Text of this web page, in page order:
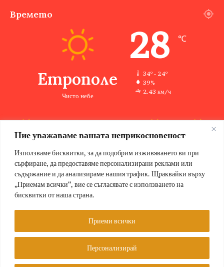
Ние уважаваме вашата неприкосновеност
Използваме бисквитки, за да подобрим изживяването ви при
сърфиране, да предоставяме персонализирани реклами или
съдържание и да анализираме нашия трафик. Щраквайки върху
„Приемам всички“, вие се съгласявате с използването на
бисквитки от наша страна.
Персонализирай
Приеми всички
Времето
Етрополе
Чисто небе
28 ℃
34º - 24º
39%
2.43 км/ч
34 ℃ 32 ℃ 33 ℃ 35 ℃
© Copyright 2026, Всички права запазени Етрополе за хората |
Designed by ZWEBSolutions
Условия за ползване
Facebook